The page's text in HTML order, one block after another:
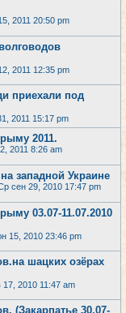
2011 20:50 pm
2011 12:35 pm
приехали под
2011 15:17 pm
2011.
2011 8:26 am
западной Украине
сен 29, 2010 17:47 pm
03.07-11.07.2010
15, 2010 23:46 pm
шацких озёрах
2010 11:47 am
(Закарпатье 30.07-